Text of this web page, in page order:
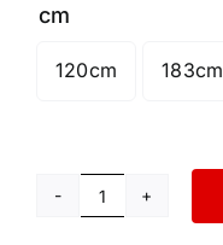
cm
120cm 183cm
Μπάρα